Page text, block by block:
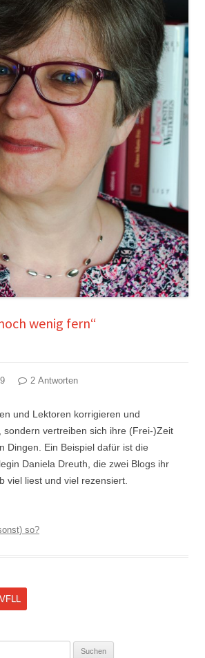
wenig fern“
2 Antworten
und Lektoren korrigieren und
sondern vertreiben sich ihre (Frei-)Zeit
Dingen. Ein Beispiel dafür ist die
Daniela Dreuth, die zwei Blogs ihr
viel liest und viel rezensiert.
so?